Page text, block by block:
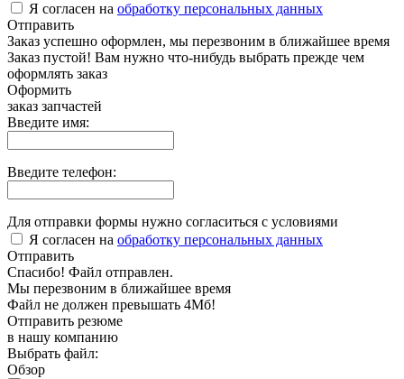
Я согласен на обработку персональных данных
Отправить
Заказ успешно оформлен, мы перезвоним в ближайшее время
Заказ пустой! Вам нужно что-нибудь выбрать прежде чем
оформлять заказ
Оформить
заказ запчастей
Введите имя:
Введите телефон:
Для отправки формы нужно согласиться с условиями
Я согласен на обработку персональных данных
Отправить
Спасибо! Файл отправлен.
Мы перезвоним в ближайшее время
Файл не должен превышать 4Мб!
Отправить резюме
в нашу компанию
Выбрать файл:
Обзор